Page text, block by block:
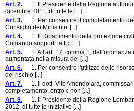
Art. 2. 1. Il Presidente della Regione
dicembre 2011, di tutte le [...]
Art. 3. 1. Per consentire il completamento
Consiglio dei Ministri n. [...]
Art. 4. 1. Il Dipartimento della protezione
Comando supporti tattici [...]
Art. 5. 1. All'art. 17, comma 1, dell'ordinanza
aumentata nella misura del [...]
Art. 6. 1. Per consentire l'utilizzo delle
del rischio [...]
Art. 7. 1. Il dott. Vito Amendolara,
completamento, entro e non [...]
Art. 8. 1. Il Presidente della Regione
2012, di tutte le iniziative [...]